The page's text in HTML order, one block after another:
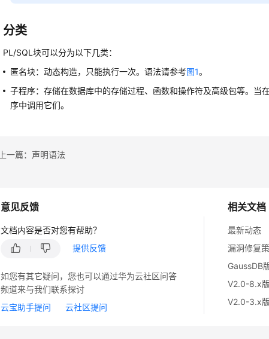
分类
PL/SQL块可以分为以下几类：
匿名块：动态构造，只能执行一次。语法请参考图1。
子程序：存储在数据库中的存储过程、函数和操作符及高级包等。当
序中调用它们。
上一篇：声明语法
相关文档
最新动态
漏洞修复
GaussDB
V2.0-8.x
V2.0-3.x
意见反馈
文档内容是否对您有帮助？
提供反馈
如您有其它疑问，您也可以通过华为云社区问答
频道来与我们联系探讨
云宝助手提问
云社区提问